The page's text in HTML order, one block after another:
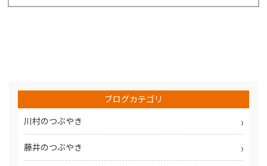
ブログカテゴリ
川村のつぶやき
藤井のつぶやき